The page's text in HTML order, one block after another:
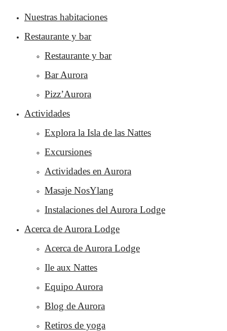
Nuestras habitaciones
Restaurante y bar
Restaurante y bar
Bar Aurora
Pizz’Aurora
Actividades
Explora la Isla de las Nattes
Excursiones
Actividades en Aurora
Masaje NosYlang
Instalaciones del Aurora Lodge
Acerca de Aurora Lodge
Acerca de Aurora Lodge
Ile aux Nattes
Equipo Aurora
Blog de Aurora
Retiros de yoga